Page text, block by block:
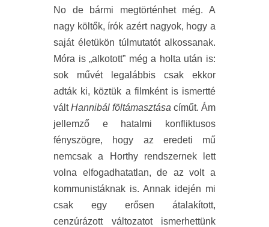
No de bármi megtörténhet még. A
nagy költők, írók azért nagyok, hogy a
saját életükön túlmutatót alkossanak.
Móra is „alkotott” még a holta után is:
sok művét legalábbis csak ekkor
adták ki, köztük a filmként is ismertté
váltHannibál föltámasztása címűt. Ám
jellemző e hatalmi konfliktusos
fényszögre, hogy az eredeti mű
nemcsak a Horthy rendszernek lett
volna elfogadhatatlan, de az volt a
kommunistáknak is. Annak idején mi
csak egy erősen átalakított,
cenzúrázott változatot ismerhettünk